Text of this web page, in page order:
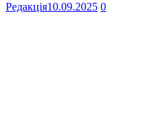
Редакція10.09.2025 0